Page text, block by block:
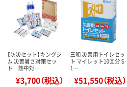
【防災セット】キングジ
ム 災害暑さ対策セッ
ト 熱中対…
¥3,700（税込）
三和 災害用トイレセッ
ト マイレット10回分 S-
1…
¥51,550（税込）